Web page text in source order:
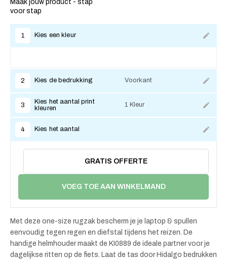
Maak jouw product - stap
voor stap
1 Kies een kleur
2 Kies de bedrukking Voorkant
3
Kies het aantal print
kleuren
1 Kleur
4 Kies het aantal
GRATIS OFFERTE
VOEG TOE AAN WINKELMAND
Met deze one-size rugzak bescherm je je laptop & spullen
eenvoudig tegen regen en diefstal tijdens het reizen. De
handige helmhouder maakt de KI0889 de ideale partner voor je
dagelijkse ritten op de fiets. Laat de tas door Hidalgo bedrukken